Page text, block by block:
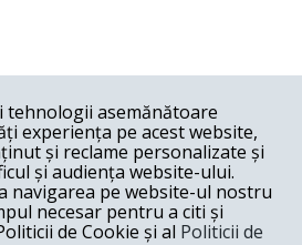
tehnologii asemănătoare
experiența pe acest website,
și reclame personalizate și
și audiența website-ului.
navigarea pe website-ul nostru
necesar pentru a citi și
de Cookie și al Politicii de